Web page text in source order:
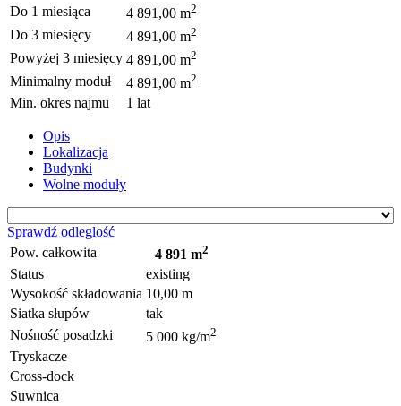
Do 1 miesiąca 4 891,00 m2
Do 3 miesięcy 4 891,00 m2
Powyżej 3 miesięcy 4 891,00 m2
Minimalny moduł 4 891,00 m2
Min. okres najmu 1 lat
Opis
Lokalizacja
Budynki
Wolne moduły
Sprawdź odleglość
Pow. całkowita
4 891 m2
Status
existing
Wysokość składowania 10,00 m
Siatka słupów
tak
Nośność posadzki
5 000 kg/m2
Tryskacze
Cross-dock
Suwnica